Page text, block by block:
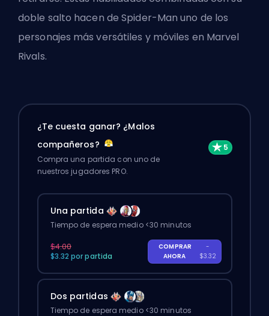
doble salto hacen de Spider-Man uno de los
personajes más versátiles y móviles en Marvel
Rivals.
¿Te cuesta ganar? ¿Malos
compañeros?
Compra una partida con uno de
nuestros jugadores PRO.
Una partida
Tiempo de espera medio <30 minutos
$4.00
$3.32 por partida
COMPRAR
AHORA
-
$3.32
Dos partidas
Tiempo de espera medio <30 minutos